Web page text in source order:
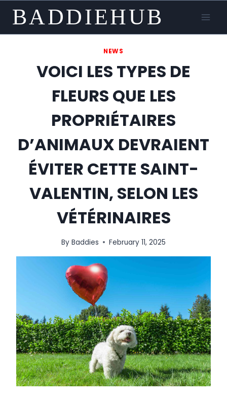
content
BADDIEHUB
NEWS
VOICI LES TYPES DE
FLEURS QUE LES
PROPRIÉTAIRES
D’ANIMAUX DEVRAIENT
ÉVITER CETTE SAINT-
VALENTIN, SELON LES
VÉTÉRINAIRES
By Baddies February 11, 2025